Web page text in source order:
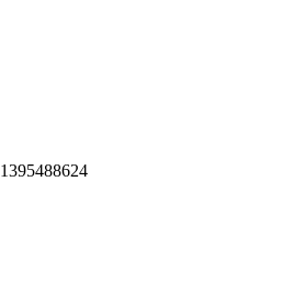
1395488624